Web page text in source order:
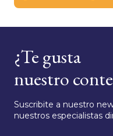
¿Te gusta
nuestro
Suscribite a nuestro
nuestros especialistas